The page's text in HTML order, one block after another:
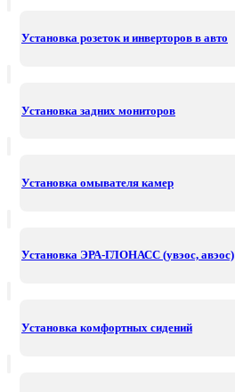
Установка розеток и инверторов в авто
Установка задних мониторов
Установка омывателя камер
Установка ЭРА-ГЛОНАСС (увэос, авэос)
Установка комфортных сидений